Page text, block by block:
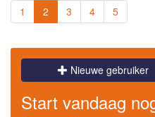
1 2 3 4 5
Nieuwe gebruiker